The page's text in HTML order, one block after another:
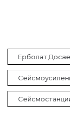
Ерболат